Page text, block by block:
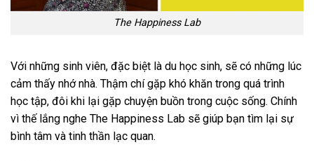
The Happiness Lab
Với những sinh viên, đặc biệt là du học sinh, sẽ có những lúc
cảm thấy nhớ nhà. Thậm chí gặp khó khăn trong quá trình
học tập, đôi khi lại gặp chuyện buồn trong cuộc sống. Chính
vì thế lắng nghe The Happiness Lab sẽ giúp bạn tìm lại sự
bình tâm và tinh thần lạc quan.